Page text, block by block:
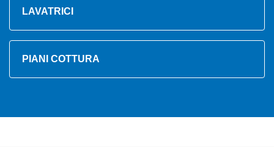
LAVATRICI
PIANI COTTURA